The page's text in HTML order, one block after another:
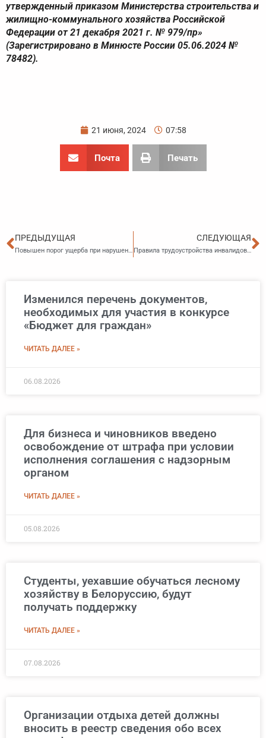
утвержденный приказом Министерства строительства и
жилищно-коммунального хозяйства Российской
Федерации от 21 декабря 2021 г. № 979/пр»
(Зарегистрировано в Минюсте России 05.06.2024 №
78482).
21 июня, 2024 07:58
Почта Печать
Пред
ПРЕДЫДУЩАЯ
Повышен порог ущерба при нарушении авторских прав
СЛЕДУЮЩАЯ
Правила трудоустройства инвалидов изменятся с сентября
Изменился перечень документов,
необходимых для участия в конкурсе
«Бюджет для граждан»
ЧИТАТЬ ДАЛЕЕ »
06.08.2026
Для бизнеса и чиновников введено
освобождение от штрафа при условии
исполнения соглашения с надзорным
органом
ЧИТАТЬ ДАЛЕЕ »
05.08.2026
Студенты, уехавшие обучаться лесному
хозяйству в Белоруссию, будут
получать поддержку
ЧИТАТЬ ДАЛЕЕ »
07.08.2026
Организации отдыха детей должны
вносить в реестр сведения обо всех